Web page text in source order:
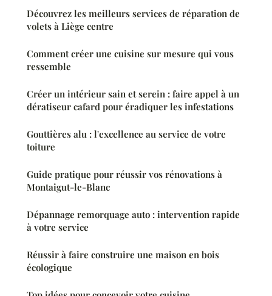
Découvrez les meilleurs services de réparation de
volets à Liège centre
Comment créer une cuisine sur mesure qui vous
ressemble
Créer un intérieur sain et serein : faire appel à un
dératiseur cafard pour éradiquer les infestations
Gouttières alu : l'excellence au service de votre
toiture
Guide pratique pour réussir vos rénovations à
Montaigut-le-Blanc
Dépannage remorquage auto : intervention rapide
à votre service
Réussir à faire construire une maison en bois
écologique